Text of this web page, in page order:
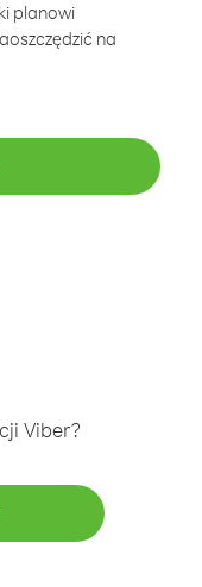
planowi
na
Viber?